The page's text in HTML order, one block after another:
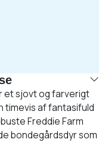
et sjovt og farverigt
timevis af fantasifuld
Freddie Farm
bondegårdsdyr som